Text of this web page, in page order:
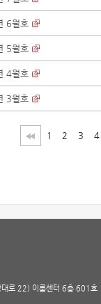
6월호
5월호
4월호
3월호
1 2 3 4
로 22) 이룸센터 6층 601호